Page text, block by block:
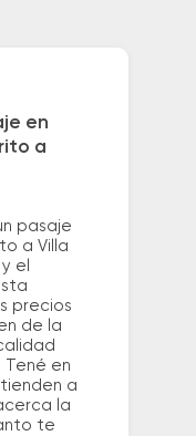
en
a
pasaje
a Villa
el
precios
de la
Tené en
a
la
te